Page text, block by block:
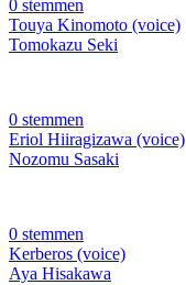
0 stemmen
Touya Kinomoto (voice)
Tomokazu Seki
0 stemmen
Eriol Hiiragizawa (voice)
Nozomu Sasaki
0 stemmen
Kerberos (voice)
Aya Hisakawa